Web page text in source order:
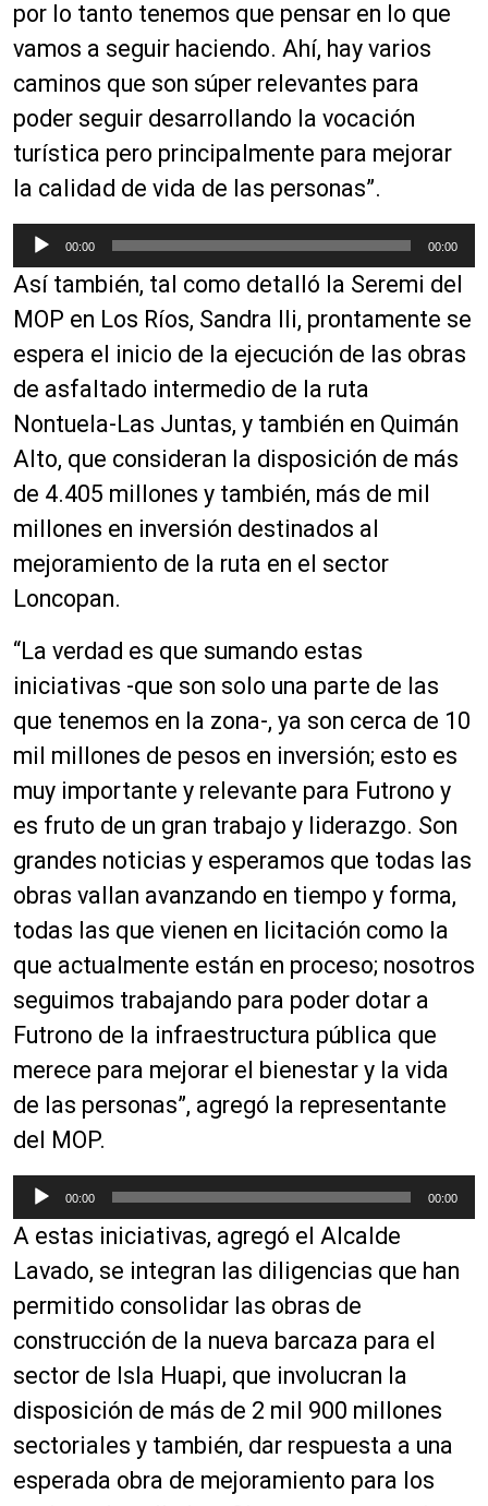
por lo tanto tenemos que pensar en lo que
vamos a seguir haciendo. Ahí, hay varios
caminos que son súper relevantes para
poder seguir desarrollando la vocación
turística pero principalmente para mejorar
la calidad de vida de las personas”.
e
p
r
d
u
c
o
r
d
a
u
i
o
00:00 00:00
Así también, tal como detalló la Seremi del
MOP en Los Ríos, Sandra Ili, prontamente se
espera el inicio de la ejecución de las obras
de asfaltado intermedio de la ruta
Nontuela-Las Juntas, y también en Quimán
Alto, que consideran la disposición de más
de 4.405 millones y también, más de mil
millones en inversión destinados al
mejoramiento de la ruta en el sector
Loncopan.
“La verdad es que sumando estas
iniciativas -que son solo una parte de las
que tenemos en la zona-, ya son cerca de 10
mil millones de pesos en inversión; esto es
muy importante y relevante para Futrono y
es fruto de un gran trabajo y liderazgo. Son
grandes noticias y esperamos que todas las
obras vallan avanzando en tiempo y forma,
todas las que vienen en licitación como la
que actualmente están en proceso; nosotros
seguimos trabajando para poder dotar a
Futrono de la infraestructura pública que
merece para mejorar el bienestar y la vida
de las personas”, agregó la representante
del MOP.
e
p
r
d
u
c
o
r
d
00:00 00:00
A estas iniciativas, agregó el Alcalde
Lavado, se integran las diligencias que han
permitido consolidar las obras de
construcción de la nueva barcaza para el
sector de Isla Huapi, que involucran la
disposición de más de 2 mil 900 millones
sectoriales y también, dar respuesta a una
esperada obra de mejoramiento para los